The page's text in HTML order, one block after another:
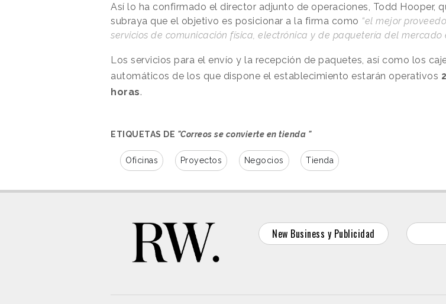
Así lo ha confirmado el director adjunto de operaciones, Todd Hooper,
subraya que el objetivo es posicionar a la firma como “el mejor
servicios de comunicación física, electrónica y de paquetería del mercado
Los servicios para el envío y la recepción de paquetes, así como los
automáticos de los que dispone el establecimiento estarán operativos
horas.
ETIQUETAS DE "Correos se convierte en tienda "
Oficinas Proyectos Negocios Tienda
New Business y Publicidad